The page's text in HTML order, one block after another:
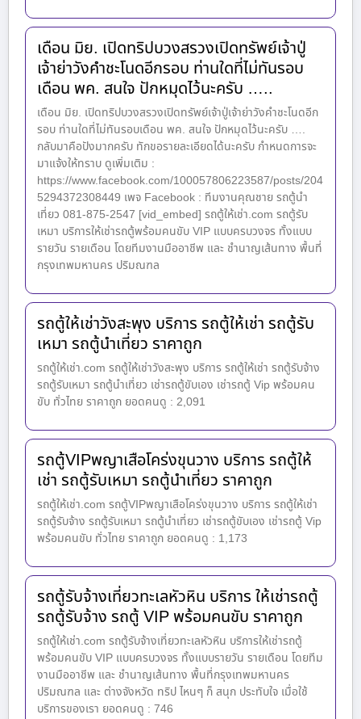
เดือน มิย. เปิดทริปบวงสรวงเปิดทรัพย์เจ้าปู่
เจ้าย่าวังคำชะโนดอีกรอบ ท่านใดที่ไม่ทันรอบ
เดือน พค. สนใจ ปักหมุดไว้นะครับ …..
เดือน มิย. เปิดทริปบวงสรวงเปิดทรัพย์เจ้าปู่เจ้าย่าวังคำชะโนดอีก
รอบ ท่านใดที่ไม่ทันรอบเดือน พค. สนใจ ปักหมุดไว้นะครับ ….
กลับมาคือปังมากครับ ทักขอรายละเอียดได้นะครับ กำหนดการจะ
มาแจ้งให้ทราบ ดูเพิ่มเติม :
https://www.facebook.com/100057806223587/posts/204
5294372308449 เพจ Facebook : ทีมงานคุณชาย รถตู้นำ
เที่ยว 081-875-2547 [vid_embed] รถตู้ให้เช่า.com รถตู้รับ
เหมา บริการให้เช่ารถตู้พร้อมคนขับ VIP แบบครบวงจร ทั้งแบบ
รายวัน รายเดือน โดยทีมงานมืออาชีพ และ ชำนาญเส้นทาง พื้นที่
กรุงเทพมหานคร ปริมณฑล
รถตู้ให้เช่าวังสะพุง บริการ รถตู้ให้เช่า รถตู้รับ
เหมา รถตู้นำเที่ยว ราคาถูก
รถตู้ให้เช่า.com รถตู้ให้เช่าวังสะพุง บริการ รถตู้ให้เช่า รถตู้รับจ้าง
รถตู้รับเหมา รถตู้นำเที่ยว เช่ารถตู้ขับเอง เช่ารถตู้ Vip พร้อมคน
ขับ ทั่วไทย ราคาถูก ยอดคนดู : 2,091
รถตู้VIPพญาเสือโคร่งขุนวาง บริการ รถตู้ให้
เช่า รถตู้รับเหมา รถตู้นำเที่ยว ราคาถูก
รถตู้ให้เช่า.com รถตู้VIPพญาเสือโคร่งขุนวาง บริการ รถตู้ให้เช่า
รถตู้รับจ้าง รถตู้รับเหมา รถตู้นำเที่ยว เช่ารถตู้ขับเอง เช่ารถตู้ Vip
พร้อมคนขับ ทั่วไทย ราคาถูก ยอดคนดู : 1,173
รถตู้รับจ้างเที่ยวทะเลหัวหิน บริการ ให้เช่ารถตู้
รถตู้รับจ้าง รถตู้ VIP พร้อมคนขับ ราคาถูก
รถตู้ให้เช่า.com รถตู้รับจ้างเที่ยวทะเลหัวหิน บริการให้เช่ารถตู้
พร้อมคนขับ VIP แบบครบวงจร ทั้งแบบรายวัน รายเดือน โดยทีม
งานมืออาชีพ และ ชำนาญเส้นทาง พื้นที่กรุงเทพมหานคร
ปริมณฑล และ ต่างจังหวัด ทริป ไหนๆ ก็ สนุก ประทับใจ เมื่อใช้
บริการของเรา ยอดคนดู : 746